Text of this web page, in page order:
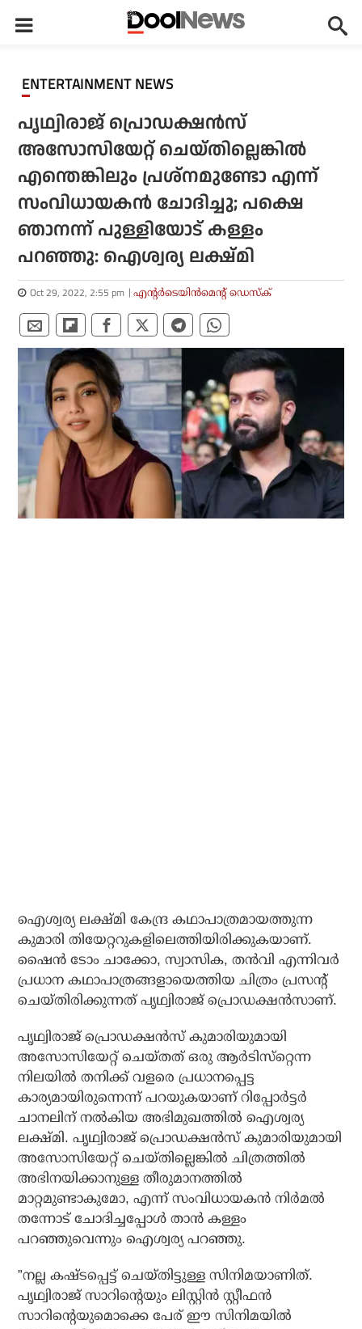
ENTERTAINMENT NEWS
പൃഥ്വിരാജ് പ്രൊഡക്ഷന്‍സ്
അസോസിയേറ്റ് ചെയ്തില്ലെങ്കില്‍
എന്തെങ്കിലും പ്രശ്‌നമുണ്ടോ എന്ന്
സംവിധായകന്‍ ചോദിച്ചു; പക്ഷെ
ഞാനന്ന് പുള്ളിയോട് കള്ളം
പറഞ്ഞു: ഐശ്വര്യ ലക്ഷ്മി
Oct 29, 2022, 2:55 pm എന്റര്‍ടെയിന്‍മെന്റ് ഡെസ്‌ക്
ഐശ്വര്യ ലക്ഷ്മി കേന്ദ്ര കഥാപാത്രമായത്തുന്ന
കുമാരി തിയേറ്ററുകളിലെത്തിയിരിക്കുകയാണ്.
ഷൈന്‍ ടോം ചാക്കോ, സ്വാസിക, തന്‍വി എന്നിവര്‍
പ്രധാന കഥാപാത്രങ്ങളായെത്തിയ ചിത്രം പ്രസന്റ്
ചെയ്തിരിക്കുന്നത് പൃഥ്വിരാജ് പ്രൊഡക്ഷന്‍സാണ്.
പൃഥ്വിരാജ് പ്രൊഡക്ഷന്‍സ് കുമാരിയുമായി
അസോസിയേറ്റ് ചെയ്തത് ഒരു ആര്‍ടിസ്‌റ്റെന്ന
നിലയില്‍ തനിക്ക് വളരെ പ്രധാനപ്പെട്ട
കാര്യമായിരുന്നെന്ന് പറയുകയാണ് റിപ്പോര്‍ട്ടര്‍
ചാനലിന് നല്‍കിയ അഭിമുഖത്തില്‍ ഐശ്വര്യ
ലക്ഷ്മി. പൃഥ്വിരാജ് പ്രൊഡക്ഷന്‍സ് കുമാരിയുമായി
അസോസിയേറ്റ് ചെയ്തില്ലെങ്കില്‍ ചിത്രത്തില്‍
അഭിനയിക്കാനുള്ള തീരുമാനത്തില്‍
മാറ്റമുണ്ടാകുമോ, എന്ന് സംവിധായകന്‍ നിര്‍മല്‍
തന്നോട് ചോദിച്ചപ്പോള്‍ താന്‍ കള്ളം
പറഞ്ഞുവെന്നും ഐശ്വര്യ പറഞ്ഞു.
”നല്ല കഷ്ടപ്പെട്ട് ചെയ്തിട്ടുള്ള സിനിമയാണിത്.
പൃഥ്വിരാജ് സാറിന്റെയും ലിസ്റ്റിന്‍ സ്റ്റീഫന്‍
സാറിന്റെയുമൊക്കെ പേര് ഈ സിനിമയില്‍